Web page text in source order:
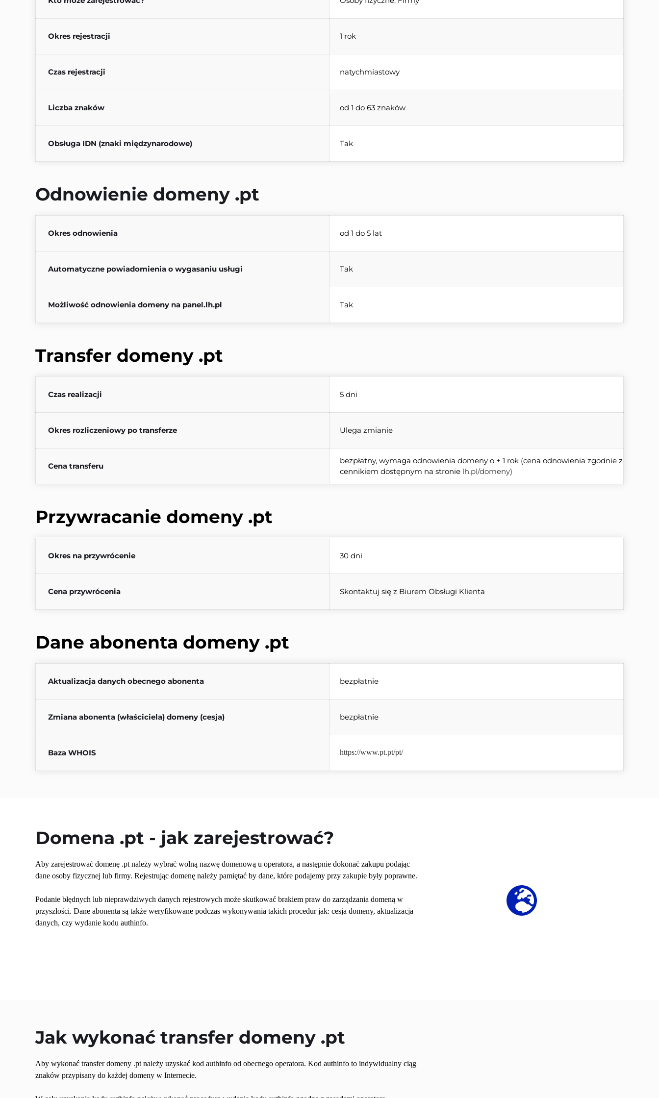
Okres rejestracji 1 rok
Czas rejestracji natychmiastowy
Liczba znaków od 1 do 63 znaków
Obsługa IDN (znaki międzynarodowe) Tak
Odnowienie domeny .pt
Okres odnowienia od 1 do 5 lat
Automatyczne powiadomienia o wygasaniu usługi Tak
Możliwość odnowienia domeny na panel.lh.pl Tak
Transfer domeny .pt
Czas realizacji 5 dni
Okres rozliczeniowy po transferze Ulega zmianie
Cena transferu
bezpłatny, wymaga odnowienia domeny o + 1 rok (cena odnowienia zgodnie z
cennikiem dostępnym na stronie lh.pl/domeny)
Przywracanie domeny .pt
Okres na przywrócenie 30 dni
Cena przywrócenia Skontaktuj się z Biurem Obsługi Klienta
Dane abonenta domeny .pt
Aktualizacja danych obecnego abonenta bezpłatnie
Zmiana abonenta (właściciela) domeny (cesja) bezpłatnie
Baza WHOIS https://www.pt.pt/pt/
Domena .pt - jak zarejestrować?
Aby zarejestrować domenę .pt należy wybrać wolną nazwę domenową u operatora, a następnie dokonać zakupu podając
dane osoby fizycznej lub firmy. Rejestrując domenę należy pamiętać by dane, które podajemy przy zakupie były poprawne.
Podanie błędnych lub nieprawdziwych danych rejestrowych może skutkować brakiem praw do zarządzania domeną w
przyszłości. Dane abonenta są także weryfikowane podczas wykonywania takich procedur jak: cesja domeny, aktualizacja
danych, czy wydanie kodu authinfo.
Jak wykonać transfer domeny .pt
Aby wykonać transfer domeny .pt należy uzyskać kod authinfo od obecnego operatora. Kod authinfo to indywidualny ciąg
znaków przypisany do każdej domeny w Internecie.